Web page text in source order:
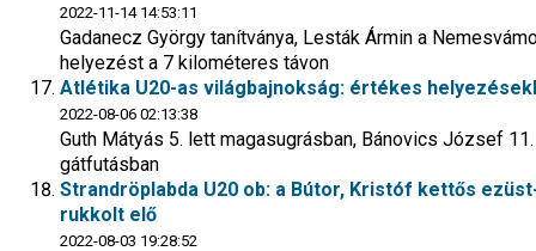
2022-11-14 14:53:11
Gadanecz György tanítványa, Lesták Ármin a
helyezést a 7 kilométeres távon
Atlétika U20-as világbajnokság: értékes
2022-08-06 02:13:38
Guth Mátyás 5. lett magasugrásban, Bánovics József
gátfutásban
Strandröplabda U20 ob: a Bútor, Kristóf kettős
rukkolt elő
2022-08-03 19:28:52